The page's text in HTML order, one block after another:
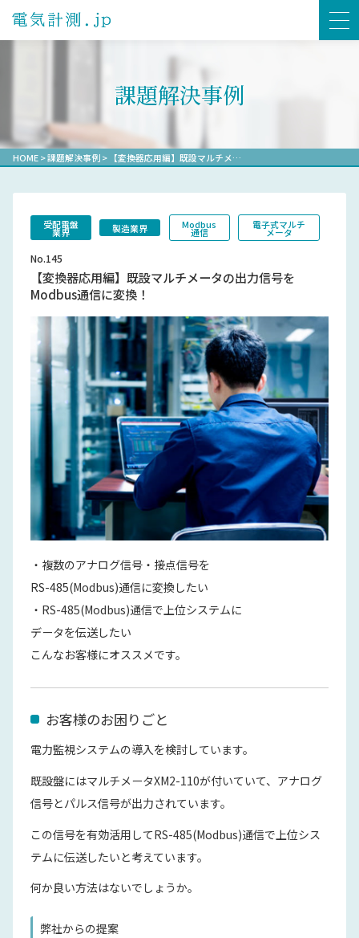
課題解決事例
HOME>課題解決事例> 【変換器応用編】既設マルチメ…
受配電盤
業界 製造業界 Modbus
通信
電子式マルチ
メータ
No.145
【変換器応用編】既設マルチメータの出力信号を
Modbus通信に変換！
・複数のアナログ信号・接点信号を
RS-485(Modbus)通信に変換したい
・RS-485(Modbus)通信で上位システムに
データを伝送したい
こんなお客様にオススメです。
お客様のお困りごと
電力監視システムの導入を検討しています。
既設盤にはマルチメータXM2-110が付いていて、アナログ
信号とパルス信号が出力されています。
この信号を有効活用してRS-485(Modbus)通信で上位シス
テムに伝送したいと考えています。
何か良い方法はないでしょうか。
弊社からの提案